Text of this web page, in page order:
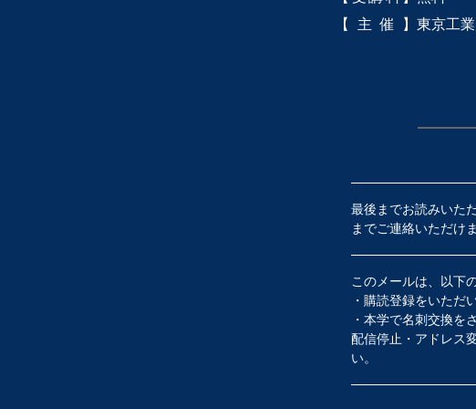
【主催】 東京工
最後までお読みいた
までご連絡いただけ
このメールは、以下
・購読登録をいただ
・本学で名刺交換を
配信停止・アドレス
い。